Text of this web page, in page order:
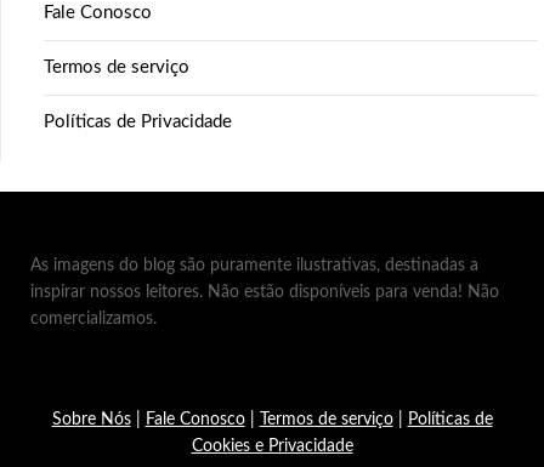
Fale Conosco
Termos de serviço
Políticas de Privacidade
As imagens do blog são puramente ilustrativas, destinadas a
inspirar nossos leitores. Não estão disponíveis para venda! Não
comercializamos.
Sobre Nós| Fale Conosco| Termos de serviço|
Políticas de
Cookies e Privacidade